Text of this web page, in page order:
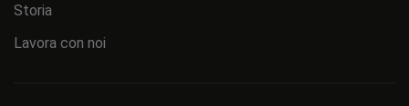
Storia
Lavora con noi